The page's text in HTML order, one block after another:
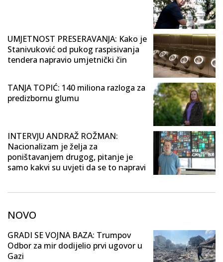
UMJETNOST PRESERAVANJA: Kako je
Stanivuković od pukog raspisivanja
tendera napravio umjetnički čin
TANJA TOPIĆ: 140 miliona razloga za
predizbornu glumu
INTERVJU ANDRAŽ ROŽMAN:
Nacionalizam je želja za
poništavanjem drugog, pitanje je
samo kakvi su uvjeti da se to napravi
NOVO
GRADI SE VOJNA BAZA: Trumpov
Odbor za mir dodijelio prvi ugovor u
Gazi